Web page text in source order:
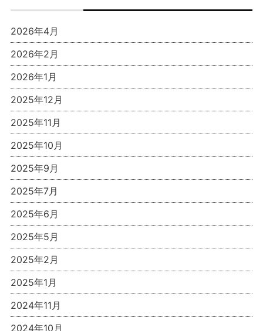
2026年4月
2026年2月
2026年1月
2025年12月
2025年11月
2025年10月
2025年9月
2025年7月
2025年6月
2025年5月
2025年2月
2025年1月
2024年11月
2024年10月